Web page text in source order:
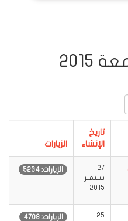
تاريخ
الإنشاء
الزيارات
27
سبتمبر
2015
الزيارات: 5234
25
الزيارات: 4708